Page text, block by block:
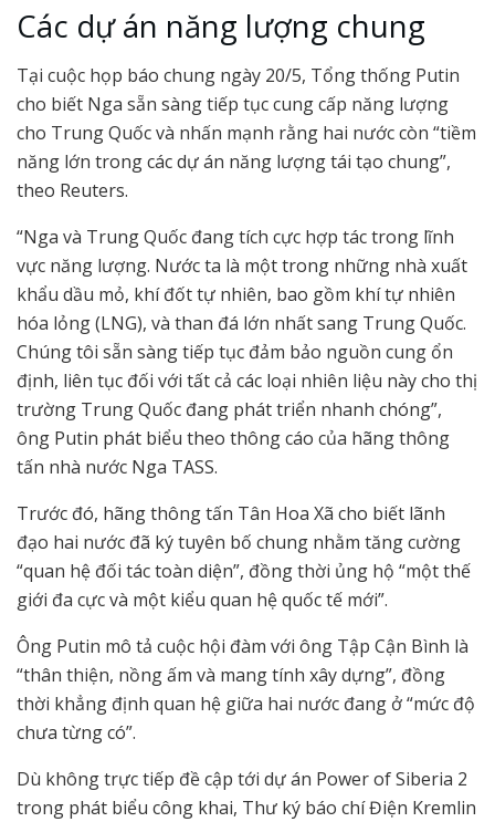
Các dự án năng lượng chung
Tại cuộc họp báo chung ngày 20/5, Tổng thống Putin
cho biết Nga sẵn sàng tiếp tục cung cấp năng lượng
cho Trung Quốc và nhấn mạnh rằng hai nước còn “tiềm
năng lớn trong các dự án năng lượng tái tạo chung”,
theo Reuters.
“Nga và Trung Quốc đang tích cực hợp tác trong lĩnh
vực năng lượng. Nước ta là một trong những nhà xuất
khẩu dầu mỏ, khí đốt tự nhiên, bao gồm khí tự nhiên
hóa lỏng (LNG), và than đá lớn nhất sang Trung Quốc.
Chúng tôi sẵn sàng tiếp tục đảm bảo nguồn cung ổn
định, liên tục đối với tất cả các loại nhiên liệu này cho thị
trường Trung Quốc đang phát triển nhanh chóng”,
ông Putin phát biểu theo thông cáo của hãng thông
tấn nhà nước Nga TASS.
Trước đó, hãng thông tấn Tân Hoa Xã cho biết lãnh
đạo hai nước đã ký tuyên bố chung nhằm tăng cường
“quan hệ đối tác toàn diện”, đồng thời ủng hộ “một thế
giới đa cực và một kiểu quan hệ quốc tế mới”.
Ông Putin mô tả cuộc hội đàm với ông Tập Cận Bình là
“thân thiện, nồng ấm và mang tính xây dựng”, đồng
thời khẳng định quan hệ giữa hai nước đang ở “mức độ
chưa từng có”.
Dù không trực tiếp đề cập tới dự án Power of Siberia 2
trong phát biểu công khai, Thư ký báo chí Điện Kremlin